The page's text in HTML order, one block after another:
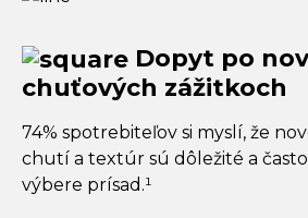
Dopyt po
chuťových zážitkoch
74% spotrebiteľov si myslí, že
chutí a textúr sú dôležité a
výbere prísad.¹